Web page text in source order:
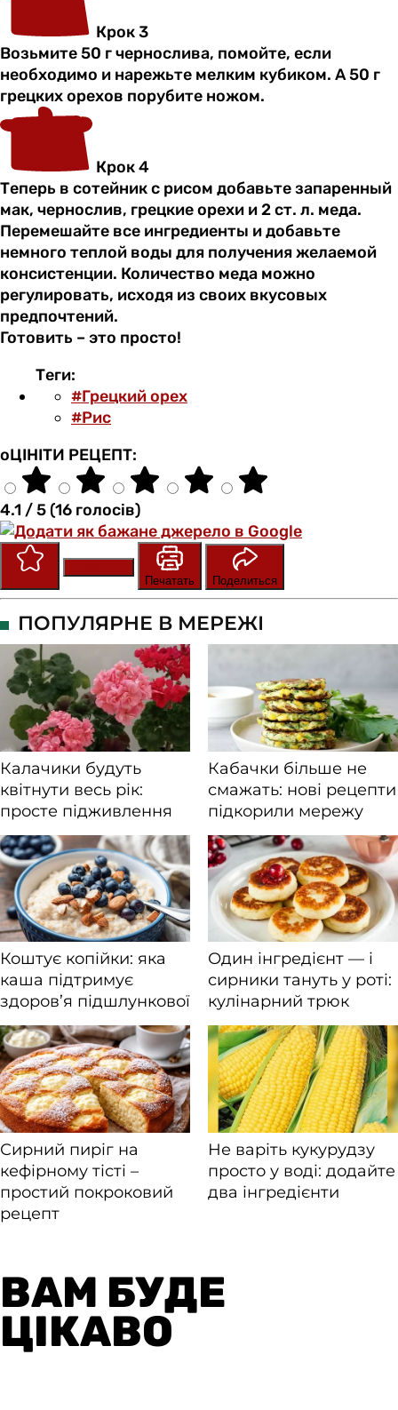
Крок 3
Возьмите 50 г чернослива, помойте, если
необходимо и нарежьте мелким кубиком. А 50 г
грецких орехов порубите ножом.
Крок 4
Теперь в сотейник с рисом добавьте запаренный
мак, чернослив, грецкие орехи и 2 ст. л. меда.
Перемешайте все ингредиенты и добавьте
немного теплой воды для получения желаемой
консистенции. Количество меда можно
регулировать, исходя из своих вкусовых
предпочтений.
Готовить – это просто!
Теги:
#Грецкий орех
#Рис
оЦІНІТИ РЕЦЕПТ:
4.1 / 5 (16 голосів)
Печатать
Поделиться
ВАМ БУДЕ
ЦІКАВО